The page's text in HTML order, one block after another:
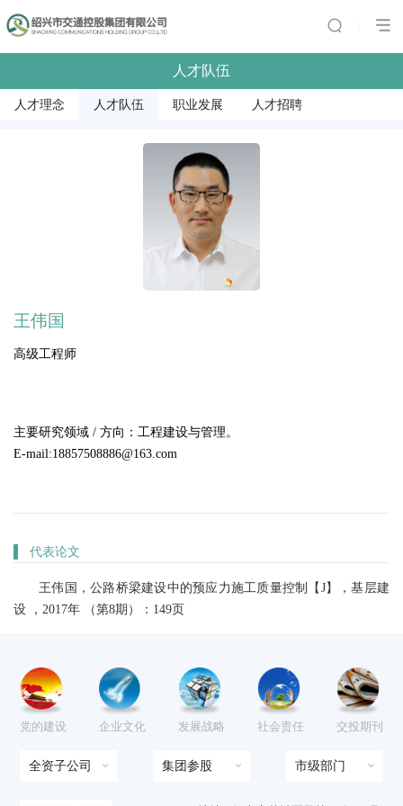
人才队伍
人才理念 人才队伍 职业发展 人才招聘
王伟国
高级工程师
主要研究领域 / 方向：工程建设与管理。
E-mail:18857508886@163.com
代表论文
王伟国，公路桥梁建设中的预应力施工质量控制【J】，基层建
设 ，2017年 （第8期）：149页
党的建设 企业文化 发展战略 社会责任 交投期刊
全资子公司 集团参股 市级部门